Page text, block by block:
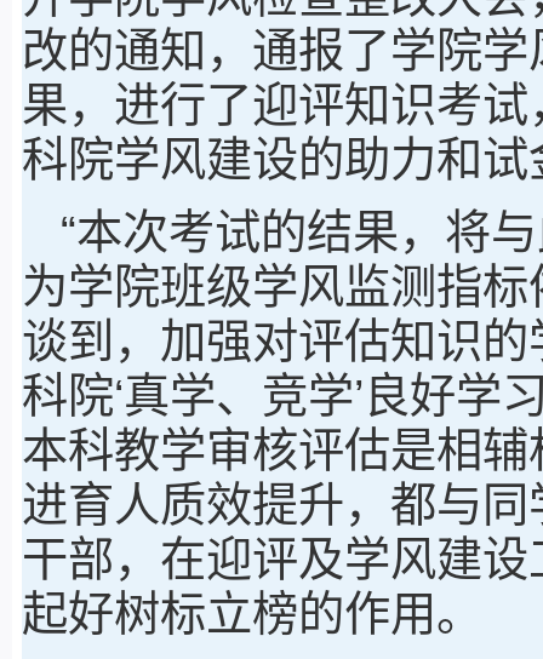
改的通知，通报了学院
果，进行了迎评知识考
科院学风建设的助力和试
“本次考试的结果，将
为学院班级学风监测指
谈到，加强对评估知识
科院‘真学、竞学’良好学
本科教学审核评估是相
进育人质效提升，都与
干部，在迎评及学风建
起好树标立榜的作用。